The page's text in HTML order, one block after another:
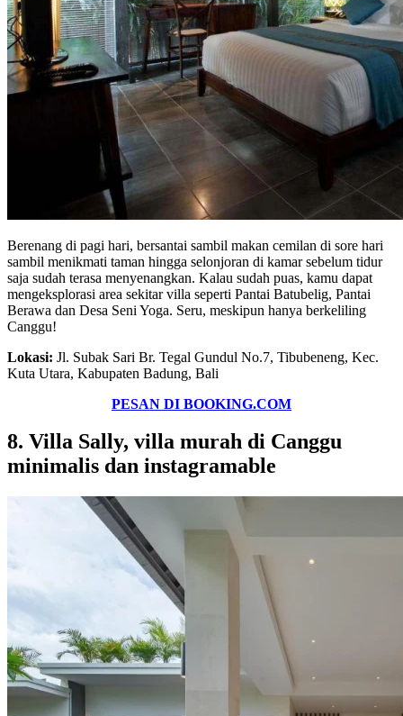
Berenang di pagi hari, bersantai sambil makan cemilan di sore hari
sambil menikmati taman hingga selonjoran di kamar sebelum tidur
saja sudah terasa menyenangkan. Kalau sudah puas, kamu dapat
mengeksplorasi area sekitar villa seperti Pantai Batubelig, Pantai
Berawa dan Desa Seni Yoga. Seru, meskipun hanya berkeliling
Canggu!
Lokasi: Jl. Subak Sari Br. Tegal Gundul No.7, Tibubeneng, Kec.
Kuta Utara, Kabupaten Badung, Bali
PESAN DI BOOKING.COM
8. Villa Sally, villa murah di Canggu
minimalis dan instagramable